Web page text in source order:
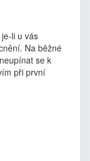
li u vás
Na běžné
se k
při první